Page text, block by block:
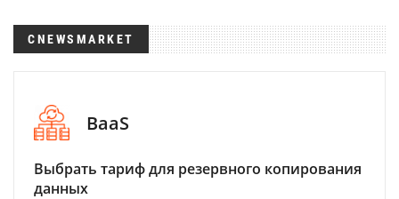
CNEWSMARKET
BaaS
Выбрать тариф для резервного копирования
данных